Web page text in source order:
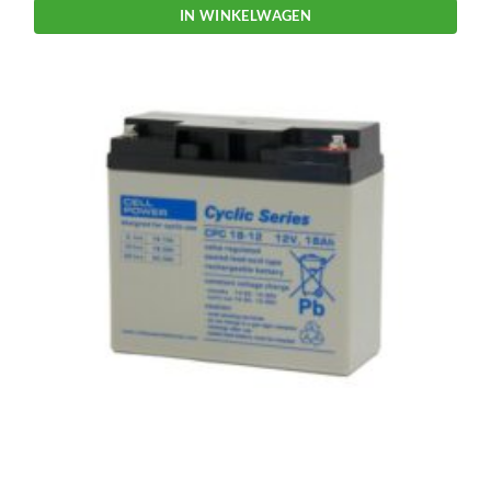
IN WINKELWAGEN